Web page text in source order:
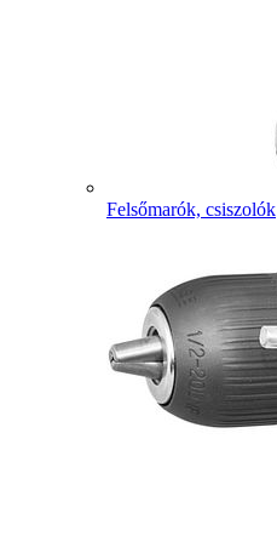
Felsőmarók, csiszolók